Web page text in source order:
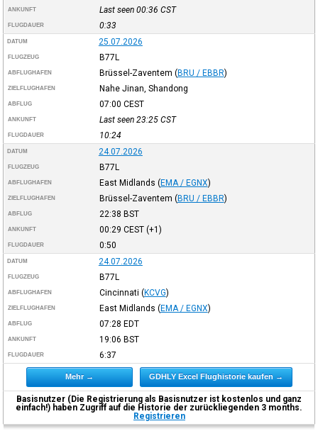
ANKUNFT Last seen 00:36 CST
FLUGDAUER 0:33
DATUM 25.07.2026
FLUGZEUG B77L
ABFLUGHAFEN Brüssel-Zaventem (BRU / EBBR)
ZIELFLUGHAFEN Nahe Jinan, Shandong
ABFLUG 07:00 CEST
ANKUNFT Last seen 23:25 CST
FLUGDAUER 10:24
DATUM 24.07.2026
FLUGZEUG B77L
ABFLUGHAFEN East Midlands (EMA / EGNX)
ZIELFLUGHAFEN Brüssel-Zaventem (BRU / EBBR)
ABFLUG 22:38 BST
ANKUNFT 00:29 CEST(+1)
FLUGDAUER 0:50
DATUM 24.07.2026
FLUGZEUG B77L
ABFLUGHAFEN Cincinnati (KCVG)
ZIELFLUGHAFEN East Midlands (EMA / EGNX)
ABFLUG 07:28 EDT
ANKUNFT 19:06 BST
FLUGDAUER 6:37
Mehr → GDHLY Excel Flughistorie kaufen →
Basisnutzer (Die Registrierung als Basisnutzer ist kostenlos und ganz
einfach!) haben Zugriff auf die Historie der zurückliegenden 3 months.
Registrieren